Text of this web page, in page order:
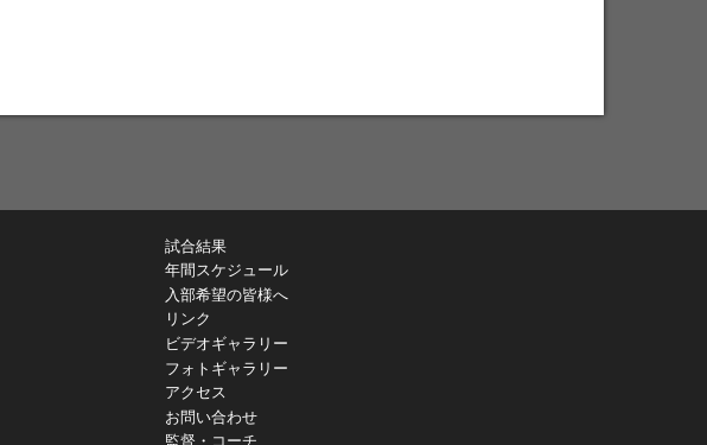
試合結果
年間スケジュール
入部希望の皆様へ
リンク
ビデオギャラリー
フォトギャラリー
アクセス
お問い合わせ
監督・コーチ